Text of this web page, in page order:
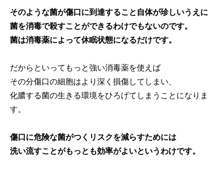
そのような菌が傷口に到達すること自体が珍しいうえに
菌を消毒で殺すことができるわけでもないのです。
菌は消毒薬によって休眠状態になるだけです。
だからといってもっと強い消毒薬を使えば
その分傷口の細胞はより深く損傷してしまい、
化膿する菌の生きる環境をひろげてしまうことになりま
す。
傷口に危険な菌がつくリスクを減らすためには
洗い流すことがもっとも効率がよいというわけです。